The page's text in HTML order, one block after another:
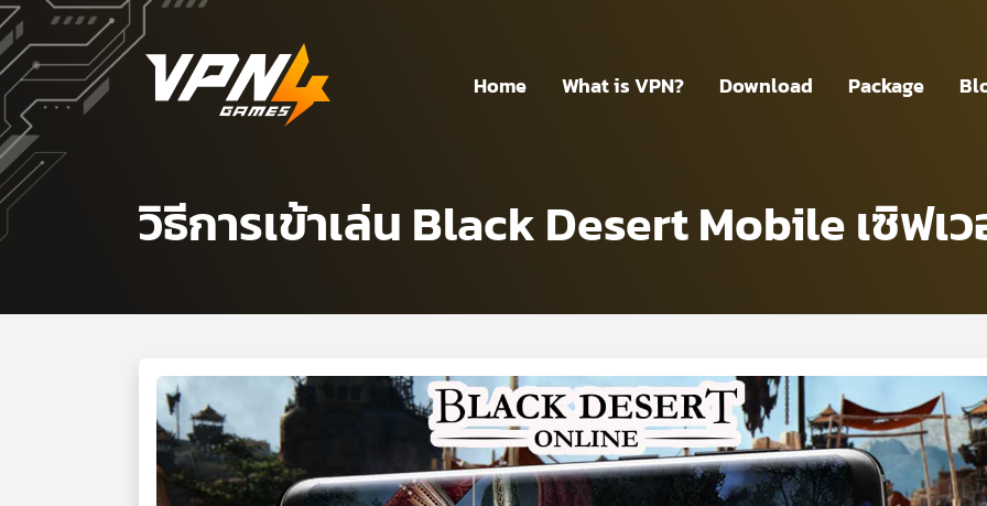
Home What is VPN? Download Package
วิธีการเข้าเล่น Black Desert Mobile เซิฟเ